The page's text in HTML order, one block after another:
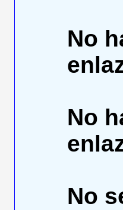
No
No
No